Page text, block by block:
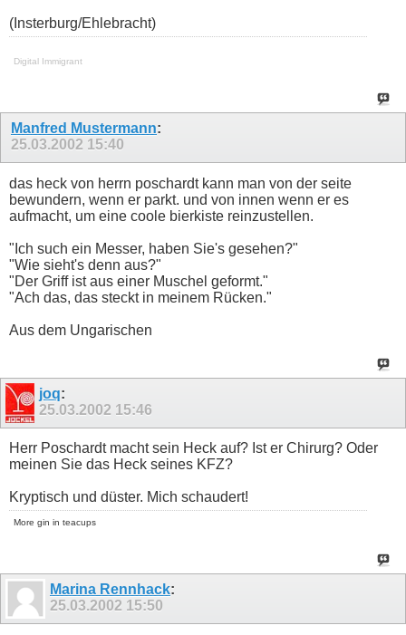
(Insterburg/Ehlebracht)
Digital Immigrant
Manfred Mustermann:
25.03.2002 15:40
das heck von herrn poschardt kann man von der seite
bewundern, wenn er parkt. und von innen wenn er es
aufmacht, um eine coole bierkiste reinzustellen.
"Ich such ein Messer, haben Sie's gesehen?"
"Wie sieht's denn aus?"
"Der Griff ist aus einer Muschel geformt."
"Ach das, das steckt in meinem Rücken."
Aus dem Ungarischen
joq:
25.03.2002 15:46
Herr Poschardt macht sein Heck auf? Ist er Chirurg? Oder
meinen Sie das Heck seines KFZ?
Kryptisch und düster. Mich schaudert!
More gin in teacups
Marina Rennhack:
25.03.2002 15:50